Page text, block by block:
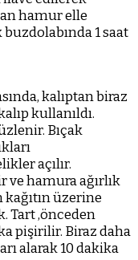
hamur elle
1 saat
kalıptan biraz
kullanıldı.
Bıçak
açılır.
ve hamura ağırlık
üzerine
Tart ,önceden
pişirilir. Biraz daha
alarak 10 dakika